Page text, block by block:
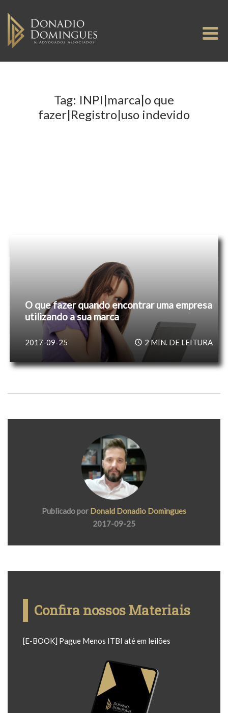
content
Tag: INPI|marca|o que
fazer|Registro|uso indevido
O que fazer quando encontrar uma empresa
utilizando a sua marca
2017-09-25 2MIN. DE LEITURA
Publicado por Donald Donadio Domingues
2017-09-25
Confira nossos Materiais
[E-BOOK] Pague Menos ITBI até em leilões